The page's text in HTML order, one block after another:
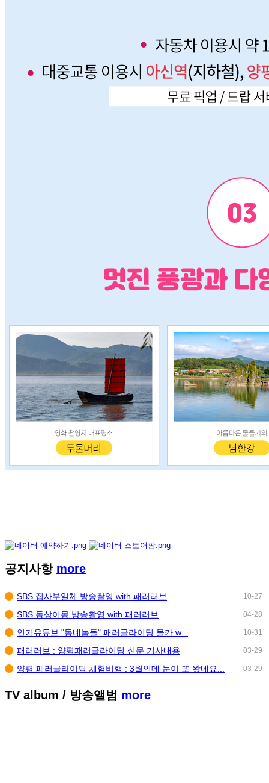
공지사항 more
SBS 집사부일체 방송촬영 with 패러러브 10-27
SBS 동상이몽 방송촬영 with 패러러브 04-28
인기유튜브 "동네놈들" 패러글라이딩 몰카 w... 10-31
패러러브 : 양평패러글라이딩 신문 기사내용 03-29
양평 패러글라이딩 체험비행 : 3월인데 눈이 또 왔네요... 03-29
TV album / 방송앨범 more